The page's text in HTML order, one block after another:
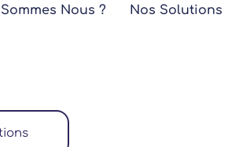
Nous ? Nos Solutions